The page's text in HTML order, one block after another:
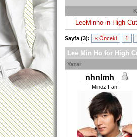
LeeMinho in High
Sayfa (3): « Önceki 1
Lee Min Ho for High
Yazar
_nhnlmh_
Minoz Fan